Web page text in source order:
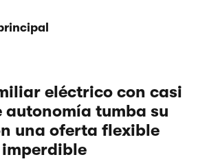
eléctrico con casi
autonomía tumba su
una oferta flexible
imperdible